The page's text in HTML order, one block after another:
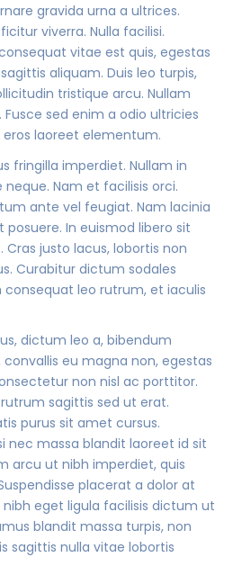
gravida urna a ultrices.
viverra. Nulla facilisi.
vitae est quis, egestas
aliquam. Duis leo turpis,
tristique arcu. Nullam
sed enim a odio ultricies
laoreet elementum.
fringilla imperdiet. Nullam in
Nam et facilisis orci.
ante vel feugiat. Nam lacinia
In euismod libero sit
justo lacus, lobortis non
Curabitur dictum sodales
consequat leo rutrum, et iaculis
dictum leo a, bibendum
eu magna non, egestas
non nisl ac porttitor.
sagittis sed ut erat.
purus sit amet cursus.
nec massa blandit laoreet id sit
arcu ut nibh imperdiet, quis
placerat a dolor at
eget ligula facilisis dictum ut
blandit massa turpis, non
sagittis nulla vitae lobortis